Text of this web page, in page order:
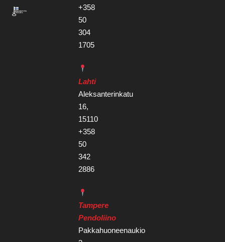
+358
50
304
1705
Lahti
Aleksanterinkatu
16,
15110
+358
50
342
2886
Tampere
Pendoliino
Pakkahuoneenaukio